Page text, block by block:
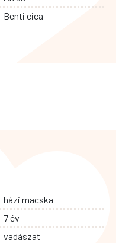
Benti cica
házi macska
7 év
vadászat